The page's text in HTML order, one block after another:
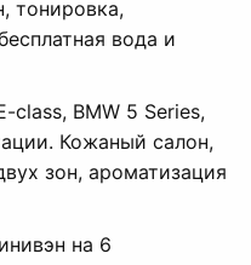
тонировка,
вода и
class, BMW 5 Series,
Кожаный салон,
зон, ароматизация
на 6